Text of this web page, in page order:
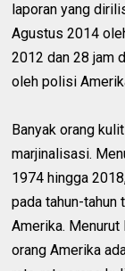
laporan yang
Agustus 2014
2012 dan 28 jam
oleh polisi
Banyak orang
marjinalisasi.
1974 hingga
pada tahun-
Amerika. Menurut
orang Amerika